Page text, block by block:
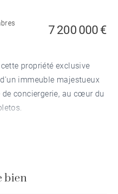
7 200 000 €
propriété exclusive
immeuble majestueux
conciergerie, au cœur du
et dotée d'une
m² orientée sud, cette
bien